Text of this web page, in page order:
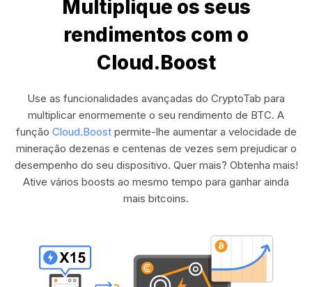
Multiplique os seus
rendimentos com o
Cloud.Boost
Use as funcionalidades avançadas do CryptoTab para
multiplicar enormemente o seu rendimento de BTC. A
função Cloud.Boostpermite-lhe aumentar a velocidade de
mineração dezenas e centenas de vezes sem prejudicar o
desempenho do seu dispositivo. Quer mais? Obtenha mais!
Ative vários boosts ao mesmo tempo para ganhar ainda
mais bitcoins.